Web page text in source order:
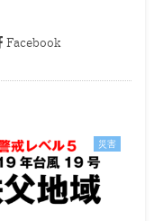
Facebook
災害